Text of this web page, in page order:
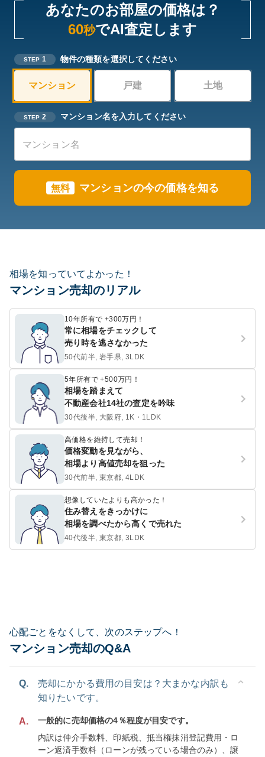
あなたのお部屋の価格は？
60秒でAI査定します
STEP 1 物件の種類を選択してください
マンション 戸建 土地
STEP 2 マンション名を入力してください
無料 マンションの今の価格を知る
相場を知っていてよかった！
マンション売却のリアル
10年所有で +300万円！
常に相場をチェックして
売り時を逃さなかった
50代前半, 岩手県, 3LDK
5年所有で +500万円！
相場を踏まえて
不動産会社14社の査定を吟味
30代後半, 大阪府, 1K・1LDK
高価格を維持して売却！
価格変動を見ながら、
相場より高値売却を狙った
30代前半, 東京都, 4LDK
想像していたよりも高かった！
住み替えをきっかけに
相場を調べたから高くで売れた
40代後半, 東京都, 3LDK
心配ごとをなくして、次のステップへ！
マンション売却のQ&A
Q.
売却にかかる費用の目安は？大まかな内訳も
知りたいです。
A.
一般的に売却価格の4％程度が目安です。
内訳は仲介手数料、印紙税、抵当権抹消登記費用・ロ
ーン返済手数料（ローンが残っている場合のみ）、譲